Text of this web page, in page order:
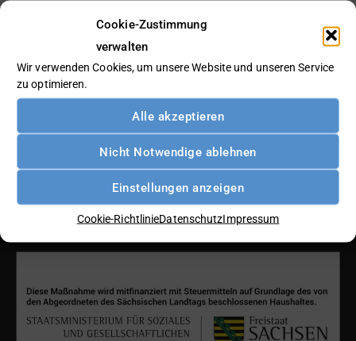
Cookie-Zustimmung
verwalten
Wir verwenden Cookies, um unsere Website und unseren Service
zu optimieren.
Alle akzeptieren
Nicht Notwendige ablehnen
Einstellungen anzeigen
Cookie-RichtlinieDatenschutzImpressum
Gefördert durch den Freistaat Sachsen: